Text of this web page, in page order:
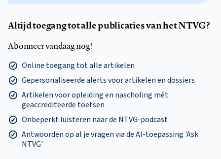
Altijd toegang tot alle publicaties van het NTVG?
Abonneer vandaag nog!
Online toegang tot alle artikelen
Gepersonaliseerde alerts voor artikelen en dossiers
Artikelen voor opleiding en nascholing mét
geaccrediteerde toetsen
Onbeperkt luisteren naar de NTVG-podcast
Antwoorden op al je vragen via de AI-toepassing 'Ask
NTVG'